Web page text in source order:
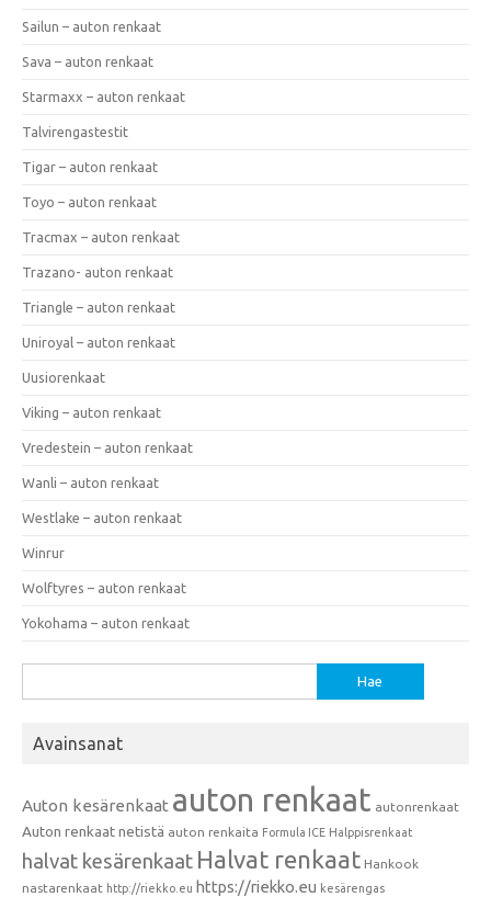
Sailun – auton renkaat
Sava – auton renkaat
Starmaxx – auton renkaat
Talvirengastestit
Tigar – auton renkaat
Toyo – auton renkaat
Tracmax – auton renkaat
Trazano- auton renkaat
Triangle – auton renkaat
Uniroyal – auton renkaat
Uusiorenkaat
Viking – auton renkaat
Vredestein – auton renkaat
Wanli – auton renkaat
Westlake – auton renkaat
Winrur
Wolftyres – auton renkaat
Yokohama – auton renkaat
Avainsanat
Auton kesärenkaat auton renkaat autonrenkaat
Auton renkaat netistä auton renkaita Formula ICE Halppisrenkaat
halvat kesärenkaat Halvat renkaat Hankook
nastarenkaat http://riekko.eu https://riekko.eu kesärengas